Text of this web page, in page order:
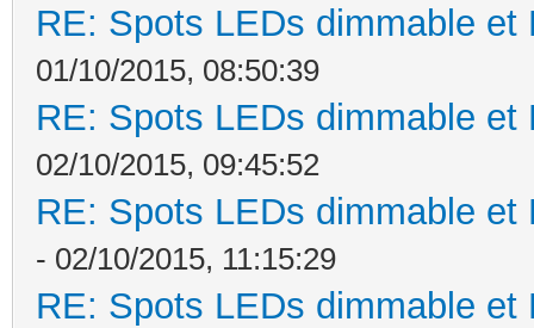
RE: Spots LEDs dimmable
01/10/2015, 08:50:39
RE: Spots LEDs dimmable
02/10/2015, 09:45:52
RE: Spots LEDs dimmable
- 02/10/2015, 11:15:29
RE: Spots LEDs dimmable